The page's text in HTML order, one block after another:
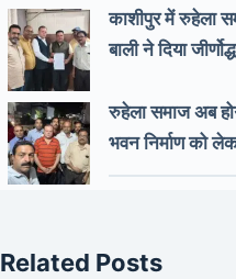
काशीपुर में रुहेला
बाली ने दिया
रुहेला समाज अब
भवन निर्माण को
Related Posts